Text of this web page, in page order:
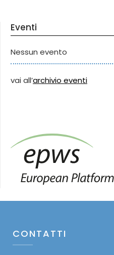
Eventi
Nessun evento
vai all’archivio eventi
CONTATTI